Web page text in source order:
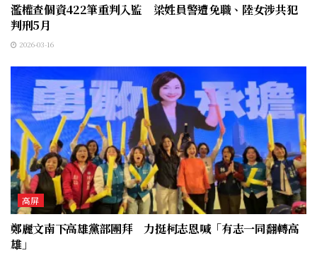
濫權查個資422筆重判入監 梁姓員警遭免職、陸女涉共犯
判刑5月
2026-03-16
高屏
鄭麗文南下高雄黨部團拜 力挺柯志恩喊「有志一同翻轉高
雄」